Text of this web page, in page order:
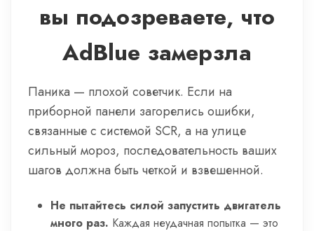
вы подозреваете, что
AdBlue замерзла
Паника — плохой советчик. Если на
приборной панели загорелись ошибки,
связанные с системой SCR, а на улице
сильный мороз, последовательность ваших
шагов должна быть четкой и взвешенной.
Не пытайтесь силой запустить двигатель
много раз. Каждая неудачная попытка — это